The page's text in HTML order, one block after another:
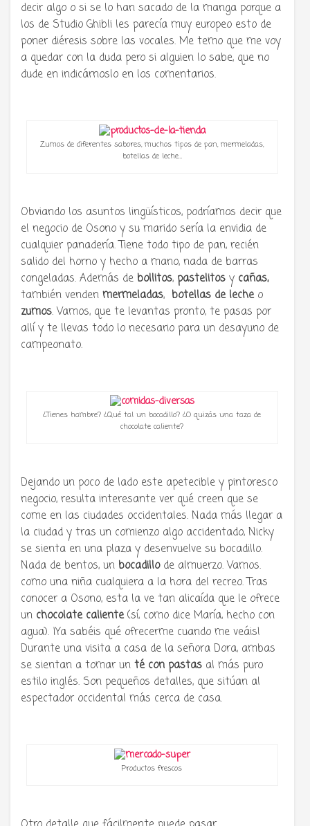
decir algo o si se lo han sacado de la manga porque a
los de Studio Ghibli les parecía muy europeo esto de
poner diéresis sobre las vocales. Me temo que me voy
a quedar con la duda pero si alguien lo sabe, que no
dude en indicárnoslo en los comentarios.
Zumos de diferentes sabores, muchos tipos de pan, mermeladas,
botellas de leche…
Obviando los asuntos lingüísticos, podríamos decir que
el negocio de Osono y su marido sería la envidia de
cualquier panadería. Tiene todo tipo de pan, recién
salido del horno y hecho a mano, nada de barras
congeladas. Además de bollitos, pastelitos y cañas,
también venden mermeladas, botellas de leche o
zumos. Vamos, que te levantas pronto, te pasas por
allí y te llevas todo lo necesario para un desayuno de
campeonato.
¿Tienes hambre? ¿Qué tal un bocadillo? ¿O quizás una taza de
chocolate caliente?
Dejando un poco de lado este apetecible y pintoresco
negocio, resulta interesante ver qué creen que se
come en las ciudades occidentales. Nada más llegar a
la ciudad y tras un comienzo algo accidentado, Nicky
se sienta en una plaza y desenvuelve su bocadillo.
Nada de bentos, un bocadillode almuerzo. Vamos.
como una niña cualquiera a la hora del recreo. Tras
conocer a Osono, esta la ve tan alicaída que le ofrece
un chocolate caliente (sí, como dice María, hecho con
agua). ¡Ya sabéis qué ofrecerme cuando me veáis!
Durante una visita a casa de la señora Dora, ambas
se sientan a tomar un té con pastas al más puro
estilo inglés. Son pequeños detalles, que sitúan al
espectador occidental más cerca de casa.
Productos frescos